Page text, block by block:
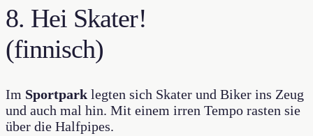
8. Hei Skater!
(finnisch)
Im Sportpark legten sich Skater und Biker ins Zeug
und auch mal hin. Mit einem irren Tempo rasten sie
über die Halfpipes.